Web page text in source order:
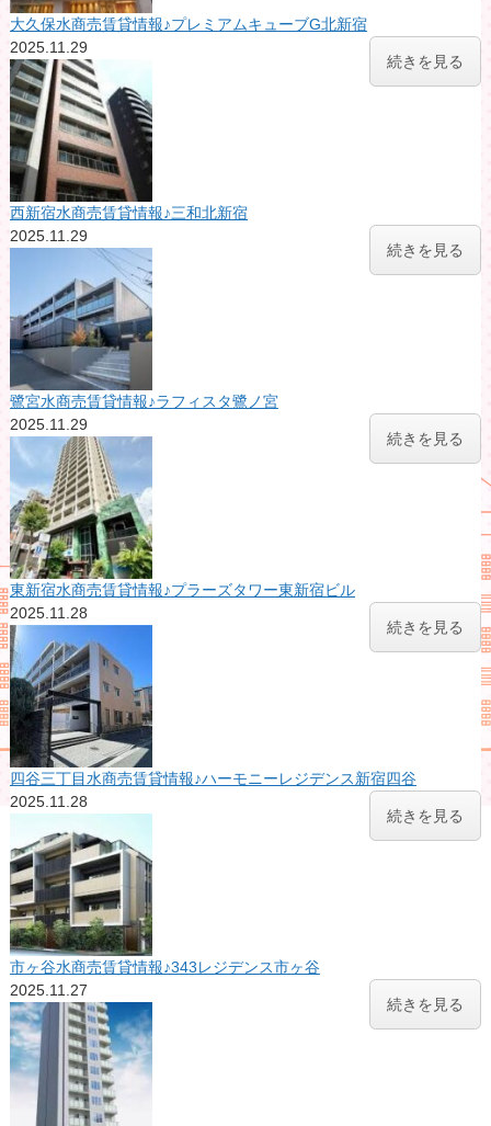
大久保水商売賃貸情報♪プレミアムキューブG北新宿
続きを見る
2025.11.29
西新宿水商売賃貸情報♪三和北新宿
続きを見る
2025.11.29
鷺宮水商売賃貸情報♪ラフィスタ鷺ノ宮
続きを見る
2025.11.29
東新宿水商売賃貸情報♪プラーズタワー東新宿ビル
続きを見る
2025.11.28
四谷三丁目水商売賃貸情報♪ハーモニーレジデンス新宿四谷
続きを見る
2025.11.28
市ヶ谷水商売賃貸情報♪343レジデンス市ヶ谷
続きを見る
2025.11.27